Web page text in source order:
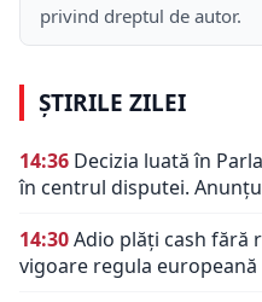
privind dreptul de autor.
ȘTIRILE ZILEI
14:36 Decizia luată în
în centrul disputei.
14:30Adio plăți cash fără
vigoare regula europeană